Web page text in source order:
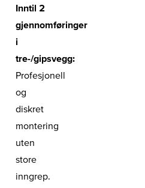
Inntil 2
gjennomføringer
i
tre-/gipsvegg:
Profesjonell
og
diskret
montering
uten
store
inngrep.